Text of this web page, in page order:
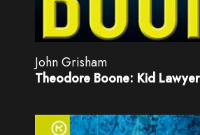
John Grisham
Theodore Boone: Kid Lawyer